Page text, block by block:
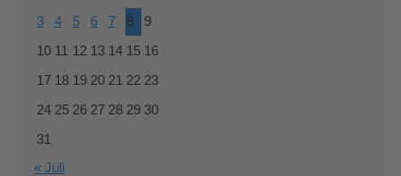
3 4 5 6 7 8 9
10 11 12 13 14 15 16
17 18 19 20 21 22 23
24 25 26 27 28 29 30
31
« Juli